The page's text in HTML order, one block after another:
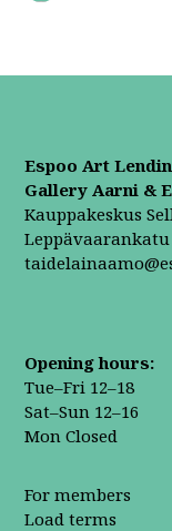
Espoo Art
Gallery Aarni &
Kauppakeskus
Leppävaarankatu
Opening hours:
Tue–Fri 12–18
Sat–Sun 12–16
Mon Closed
For members
Load terms